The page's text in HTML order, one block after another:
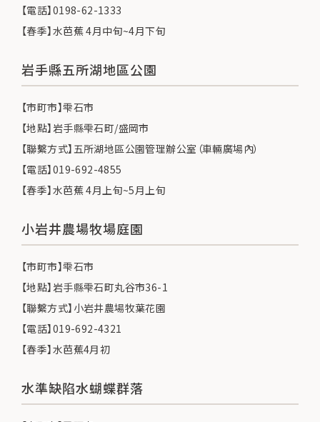
【電話】0198-62-1333
【春季】水芭蕉 4月中旬~4月下旬
岩手縣五所湖地區公園
【市町市】雫石市
【地點】岩手縣雫石町/盛岡市
【聯繫方式】五所湖地區公園管理辦公室（車輛廣場內）
【電話】019-692-4855
【春季】水芭蕉 4月上旬~5月上旬
小岩井農場牧場庭園
【市町市】雫石市
【地點】岩手縣雫石町丸谷市36-1
【聯繫方式】小岩井農場牧葉花園
【電話】019-692-4321
【春季】水芭蕉4月初
水準缺陷水蝴蝶群落